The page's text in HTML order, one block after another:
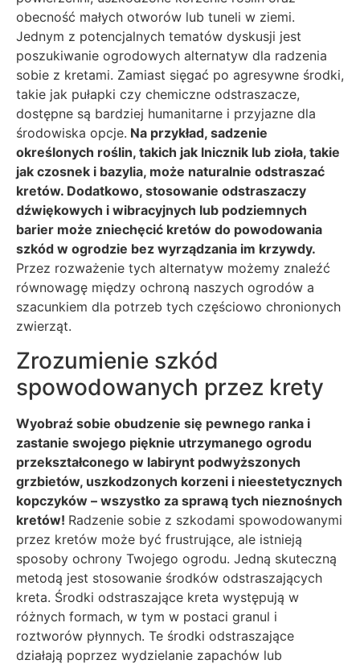
obecność małych otworów lub tuneli w ziemi.
Jednym z potencjalnych tematów dyskusji jest
poszukiwanie ogrodowych alternatyw dla radzenia
sobie z kretami. Zamiast sięgać po agresywne środki,
takie jak pułapki czy chemiczne odstraszacze,
dostępne są bardziej humanitarne i przyjazne dla
środowiska opcje. Na przykład, sadzenie
określonych roślin, takich jak lnicznik lub zioła, takie
jak czosnek i bazylia, może naturalnie odstraszać
kretów. Dodatkowo, stosowanie odstraszaczy
dźwiękowych i wibracyjnych lub podziemnych
barier może zniechęcić kretów do powodowania
szkód w ogrodzie bez wyrządzania im krzywdy.
Przez rozważenie tych alternatyw możemy znaleźć
równowagę między ochroną naszych ogrodów a
szacunkiem dla potrzeb tych częściowo chronionych
zwierząt.
Zrozumienie szkód
spowodowanych przez krety
Wyobraź sobie obudzenie się pewnego ranka i
zastanie swojego pięknie utrzymanego ogrodu
przekształconego w labirynt podwyższonych
grzbietów, uszkodzonych korzeni i nieestetycznych
kopczyków – wszystko za sprawą tych nieznośnych
kretów! Radzenie sobie z szkodami spowodowanymi
przez kretów może być frustrujące, ale istnieją
sposoby ochrony Twojego ogrodu. Jedną skuteczną
metodą jest stosowanie środków odstraszających
kreta. Środki odstraszające kreta występują w
różnych formach, w tym w postaci granul i
roztworów płynnych. Te środki odstraszające
działają poprzez wydzielanie zapachów lub